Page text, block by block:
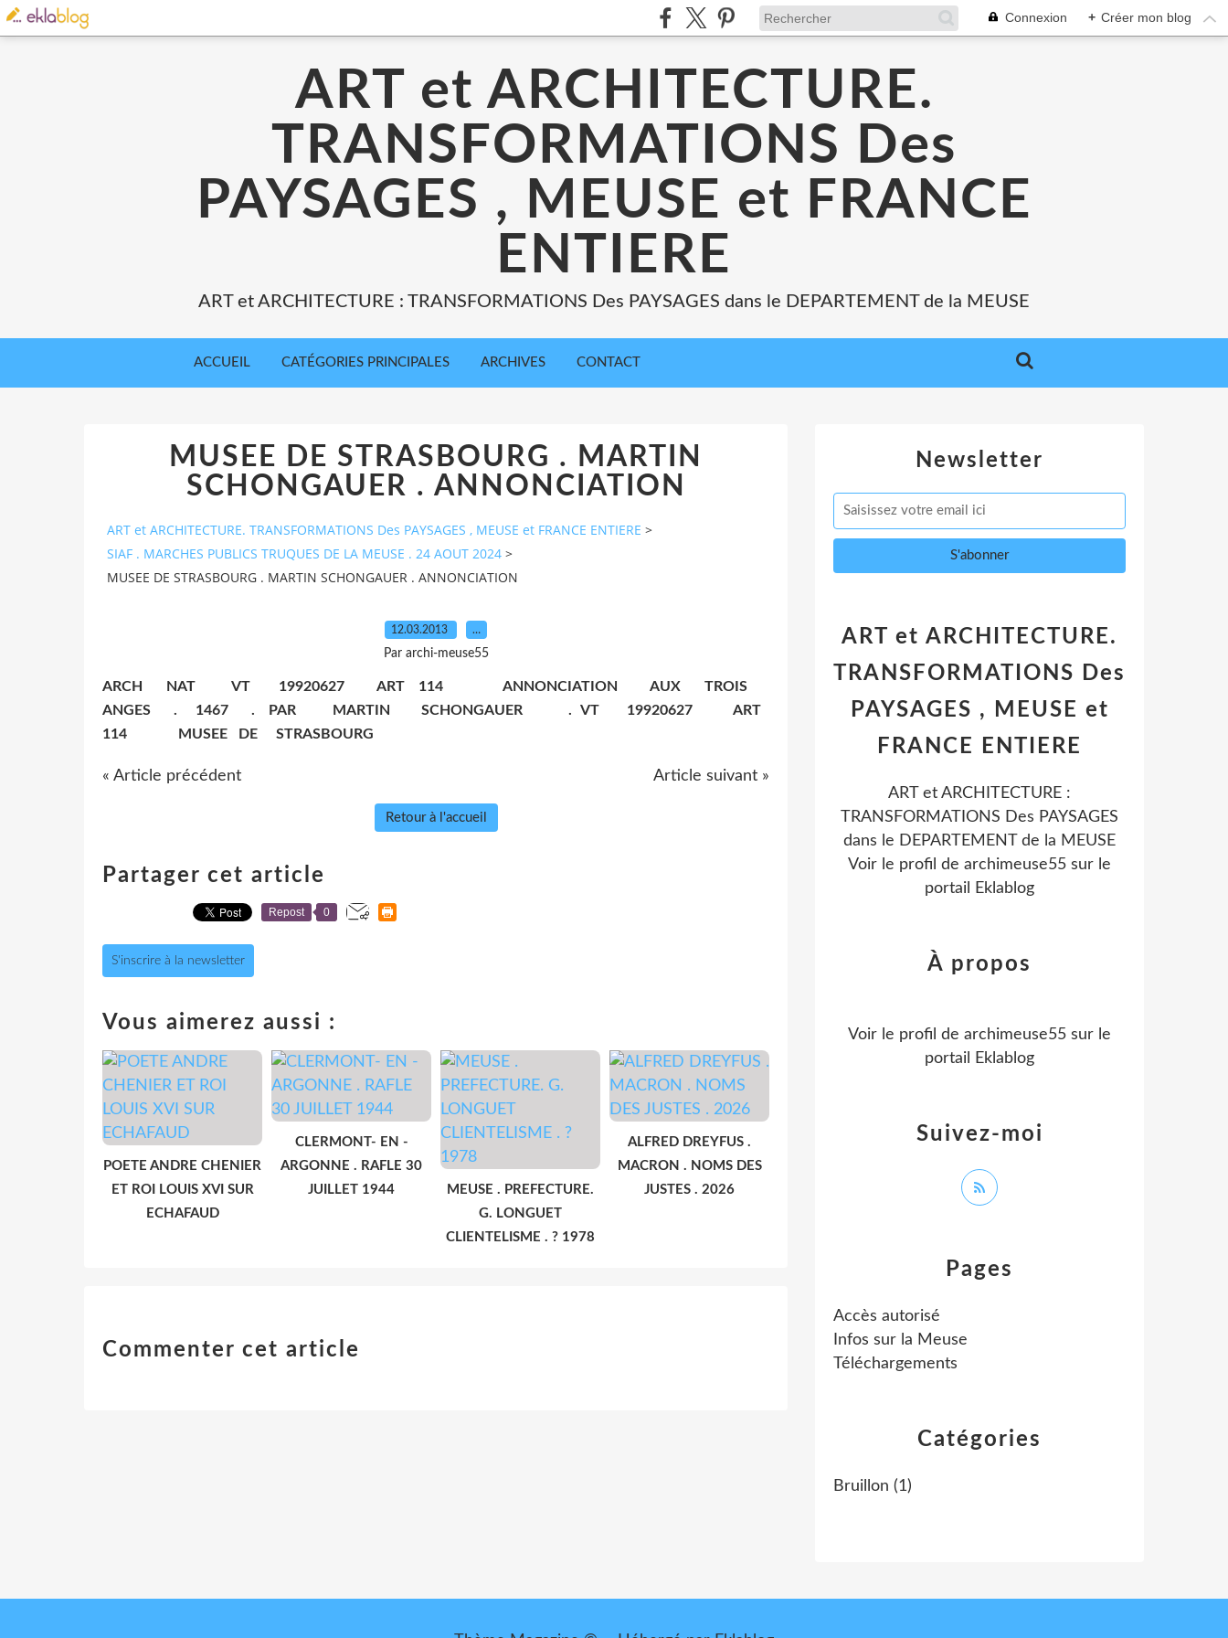
Connexion + Créer mon blog
ART et ARCHITECTURE.
TRANSFORMATIONS Des
PAYSAGES , MEUSE et FRANCE
ENTIERE
ART et ARCHITECTURE : TRANSFORMATIONS Des PAYSAGES dans le DEPARTEMENT de la MEUSE
ACCUEIL CATÉGORIES PRINCIPALES ARCHIVES CONTACT
MUSEE DE STRASBOURG . MARTIN
SCHONGAUER . ANNONCIATION
ART et ARCHITECTURE. TRANSFORMATIONS Des PAYSAGES , MEUSE et FRANCE ENTIERE >
SIAF . MARCHES PUBLICS TRUQUES DE LA MEUSE . 24 AOUT 2024 >
MUSEE DE STRASBOURG . MARTIN SCHONGAUER . ANNONCIATION
12.03.2013 …
Par archi-meuse55
ARCH NAT VT 19920627 ART 114 ANNONCIATION AUX TROIS
ANGES . 1467 . PAR MARTIN SCHONGAUER . VT 19920627 ART
114 MUSEE DE STRASBOURG
« Article précédent Article suivant »
Retour à l'accueil
Partager cet article
Repost 0
S'inscrire à la newsletter
Vous aimerez aussi :
POETE ANDRE CHENIER
ET ROI LOUIS XVI SUR
ECHAFAUD
CLERMONT- EN -
ARGONNE . RAFLE 30
JUILLET 1944
MEUSE . PREFECTURE.
G. LONGUET
CLIENTELISME . ? 1978
ALFRED DREYFUS .
MACRON . NOMS DES
JUSTES . 2026
Commenter cet article
Newsletter
Catégories
Bruillon (1)
Pages
Accès autorisé
Infos sur la Meuse
Téléchargements
ART et ARCHITECTURE.
TRANSFORMATIONS Des
PAYSAGES , MEUSE et
FRANCE ENTIERE
ART et ARCHITECTURE :
TRANSFORMATIONS Des PAYSAGES
dans le DEPARTEMENT de la MEUSE
Voir le profil de archimeuse55 sur le
portail Eklablog
Suivez-moi
À propos
Voir le profil de archimeuse55 sur le
portail Eklablog